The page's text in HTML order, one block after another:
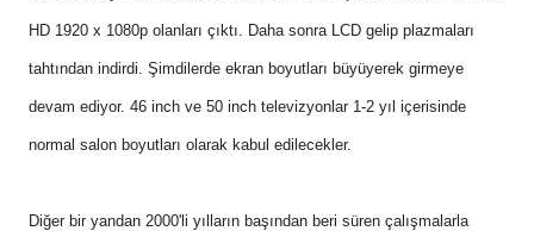
HD 1920 x 1080p olanları çıktı. Daha sonra LCD gelip plazmaları
tahtından indirdi. Şimdilerde ekran boyutları büyüyerek girmeye
devam ediyor. 46 inch ve 50 inch televizyonlar 1-2 yıl içerisinde
normal salon boyutları olarak kabul edilecekler.
Diğer bir yandan 2000'li yılların başından beri süren çalışmalarla